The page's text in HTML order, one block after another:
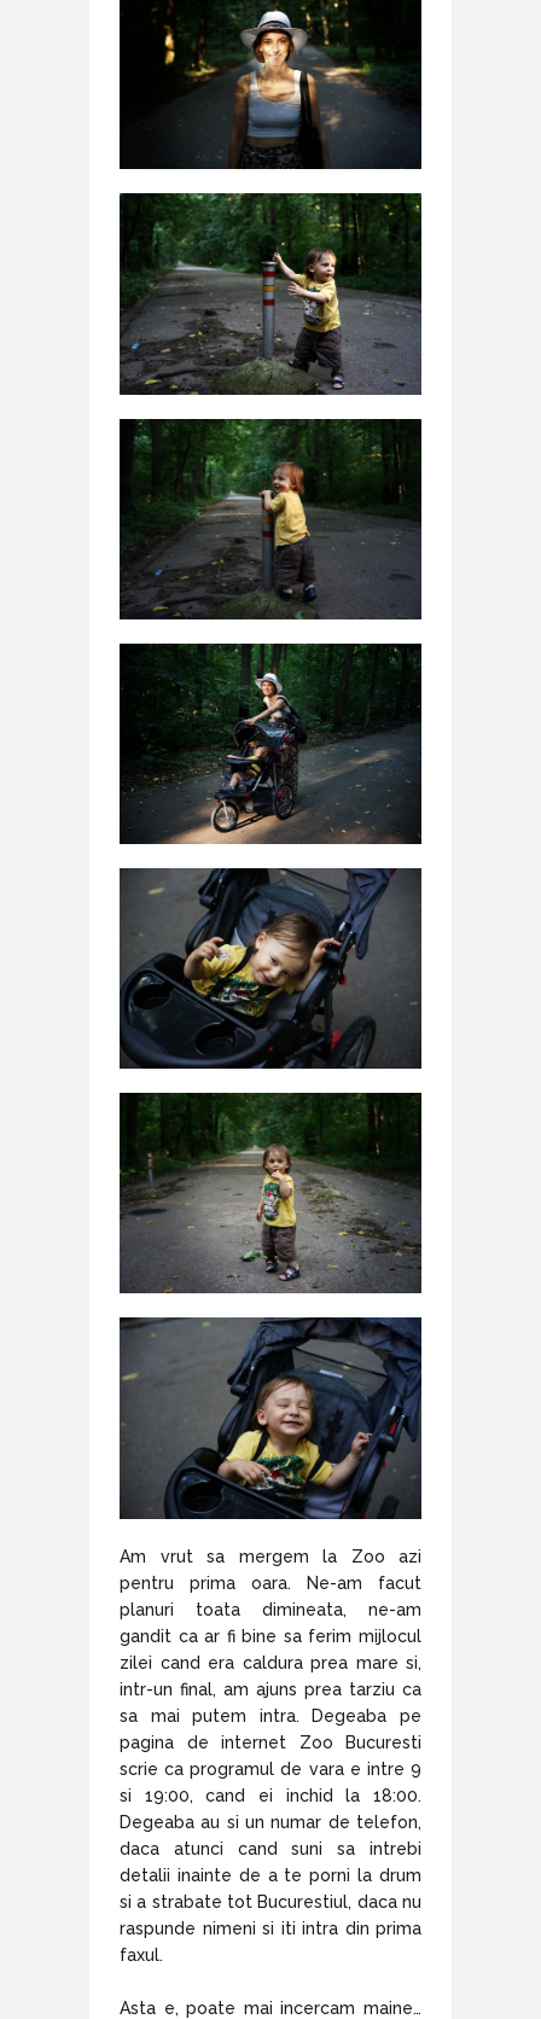
Am vrut sa mergem la Zoo azi
pentru prima oara. Ne-am facut
planuri toata dimineata, ne-am
gandit ca ar fi bine sa ferim mijlocul
zilei cand era caldura prea mare si,
intr-un final, am ajuns prea tarziu ca
sa mai putem intra. Degeaba pe
pagina de internet Zoo Bucuresti
scrie ca programul de vara e intre 9
si 19:00, cand ei inchid la 18:00.
Degeaba au si un numar de telefon,
daca atunci cand suni sa intrebi
detalii inainte de a te porni la drum
si a strabate tot Bucurestiul, daca nu
raspunde nimeni si iti intra din prima
faxul.
Asta e, poate mai incercam maine…